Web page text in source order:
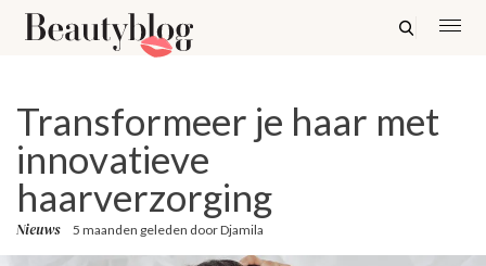
Transformeer je haar met
innovatieve
haarverzorging
Nieuws 5 maanden geleden doorDjamila